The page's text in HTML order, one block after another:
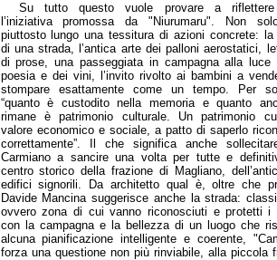
Su tutto questo vuole provare a riflettere
l’iniziativa promossa da "Niurumaru". Non
piuttosto lungo una tessitura di azioni concrete:
di una strada, l’antica arte dei palloni aerostatici,
di prose, una passeggiata in campagna alla luce
poesia e dei vini, l’invito rivolto ai bambini a
stompare esattamente come un tempo. Per
“quanto è custodito nella memoria e quanto
rimane è patrimonio culturale. Un patrimonio
valore economico e sociale, a patto di saperlo
correttamente”. Il che significa anche
Carmiano a sancire una volta per tutte e
centro storico della frazione di Magliano,
edifici signorili. Da architetto qual è, oltre che
Davide Mancina suggerisce anche la strada:
ovvero zona di cui vanno riconosciuti e protetti i
con la campagna e la bellezza di un luogo che
alcuna pianificazione intelligente e coerente,
forza una questione non più rinviabile, alla piccola